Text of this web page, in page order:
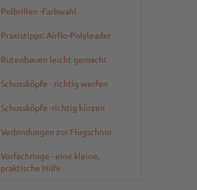
Polbrillen -Farbwahl
Praxistipps: Airflo-Polyleader
Rutenbauen leicht gemacht
Schussköpfe - richtig werfen
Schussköpfe -richtig kürzen
Verbindungen zur Flugschnur
Vorfachringe - eine kleine,
praktische Hilfe